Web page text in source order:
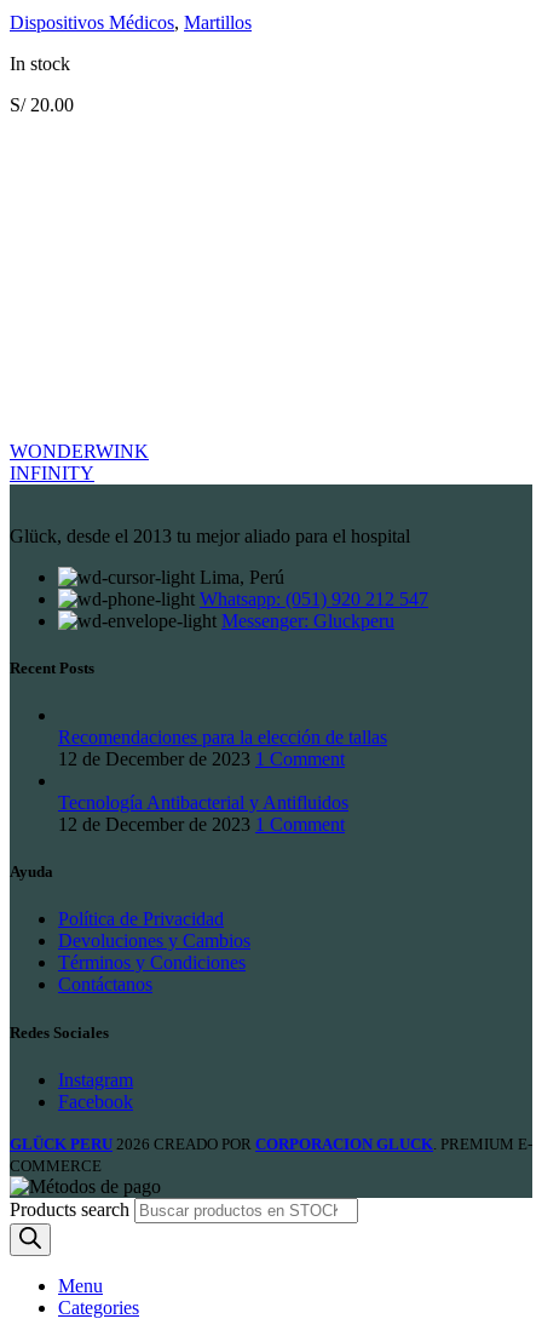
Dispositivos Médicos, Martillos
In stock
S/20.00
WONDERWINK
INFINITY
Glück, desde el 2013 tu mejor aliado para el hospital
Lima, Perú
Whatsapp: (051) 920 212 547
Messenger: Gluckperu
Recent Posts
Recomendaciones para la elección de tallas
12 de December de 2023 1 Comment
Tecnología Antibacterial y Antifluidos
12 de December de 2023 1 Comment
Ayuda
Política de Privacidad
Devoluciones y Cambios
Términos y Condiciones
Contáctanos
Redes Sociales
Instagram
Facebook
GLÜCK PERU 2026 CREADO POR CORPORACION GLUCK . PREMIUM E-
COMMERCE
Products search
Menu
Categories